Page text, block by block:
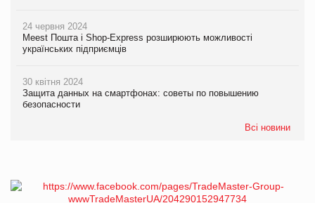
24 червня 2024
Meest Пошта і Shop-Express розширюють можливості
українських підприємців
30 квітня 2024
Защита данных на смартфонах: советы по повышению
безопасности
Всі новини